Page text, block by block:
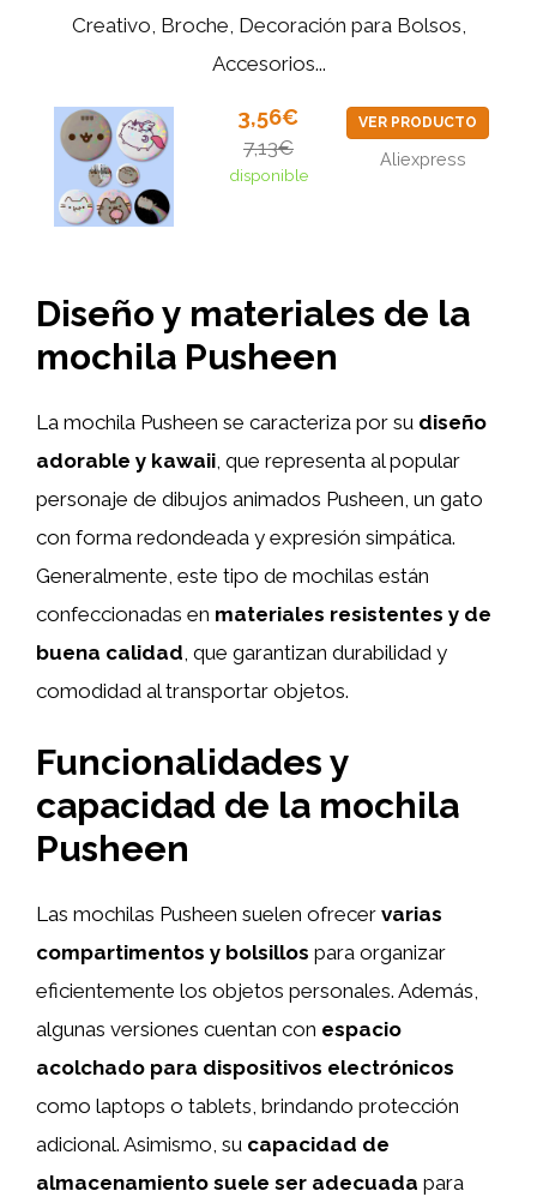
Creativo, Broche, Decoración para Bolsos,
Accesorios...
3,56€
7,13€
disponible
VER PRODUCTO
Aliexpress
Diseño y materiales de la
mochila Pusheen
La mochila Pusheen se caracteriza por su diseño
adorable y kawaii, que representa al popular
personaje de dibujos animados Pusheen, un gato
con forma redondeada y expresión simpática.
Generalmente, este tipo de mochilas están
confeccionadas en materiales resistentes y de
buena calidad, que garantizan durabilidad y
comodidad al transportar objetos.
Funcionalidades y
capacidad de la mochila
Pusheen
Las mochilas Pusheen suelen ofrecer varias
compartimentos y bolsillos para organizar
eficientemente los objetos personales. Además,
algunas versiones cuentan con espacio
acolchado para dispositivos electrónicos
como laptops o tablets, brindando protección
adicional. Asimismo, su capacidad de
almacenamiento suele ser adecuada para